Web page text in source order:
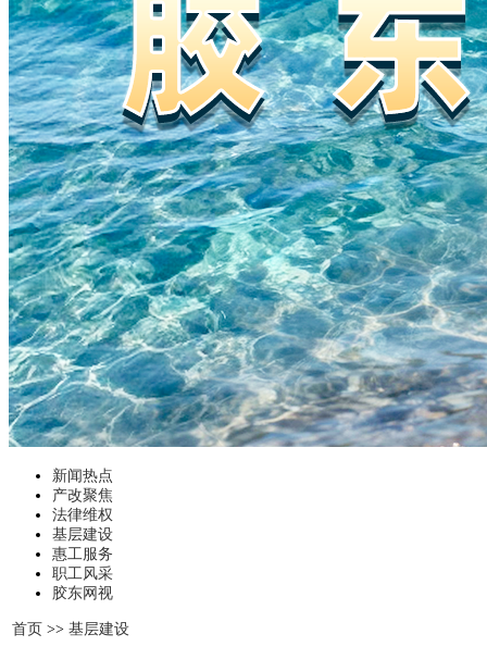
新闻热点
产改聚焦
法律维权
基层建设
惠工服务
职工风采
胶东网视
首页 >>基层建设